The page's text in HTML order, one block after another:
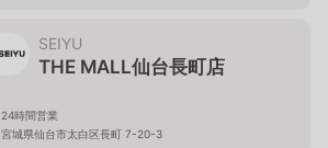
SEIYU
THE MALL仙台長町店
24時間営業
宮城県仙台市太白区長町 7-20-3